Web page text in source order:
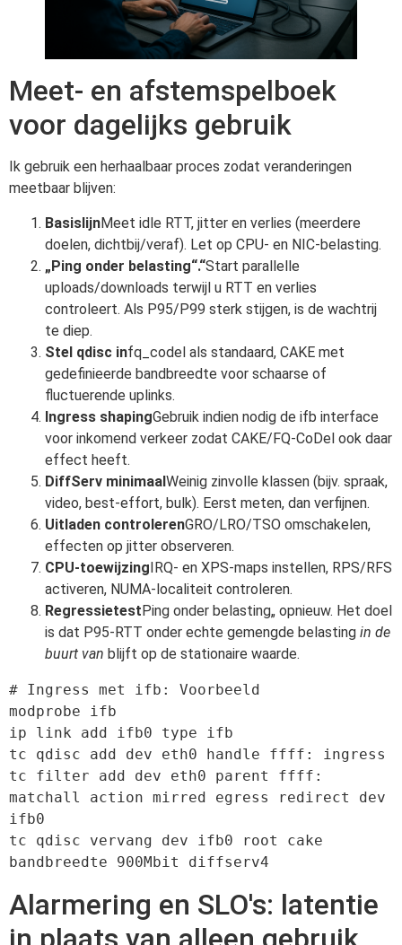
Meet- en afstemspelboek
voor dagelijks gebruik
Ik gebruik een herhaalbaar proces zodat veranderingen
meetbaar blijven:
BasislijnMeet idle RTT, jitter en verlies (meerdere
doelen, dichtbij/veraf). Let op CPU- en NIC-belasting.
„Ping onder belasting“.“Start parallelle
uploads/downloads terwijl u RTT en verlies
controleert. Als P95/P99 sterk stijgen, is de wachtrij
te diep.
Stel qdisc infq_codel als standaard, CAKE met
gedefinieerde bandbreedte voor schaarse of
fluctuerende uplinks.
Ingress shapingGebruik indien nodig de ifb interface
voor inkomend verkeer zodat CAKE/FQ-CoDel ook daar
effect heeft.
DiffServ minimaalWeinig zinvolle klassen (bijv. spraak,
video, best-effort, bulk). Eerst meten, dan verfijnen.
Uitladen controlerenGRO/LRO/TSO omschakelen,
effecten op jitter observeren.
CPU-toewijzingIRQ- en XPS-maps instellen, RPS/RFS
activeren, NUMA-localiteit controleren.
RegressietestPing onder belasting„ opnieuw. Het doel
is dat P95-RTT onder echte gemengde belasting in de
buurt van blijft op de stationaire waarde.
# Ingress met ifb: Voorbeeld
modprobe ifb
ip link add ifb0 type ifb
tc qdisc add dev eth0 handle ffff: ingress
tc filter add dev eth0 parent ffff:
matchall action mirred egress redirect dev
ifb0
tc qdisc vervang dev ifb0 root cake
bandbreedte 900Mbit diffserv4
Alarmering en SLO's: latentie